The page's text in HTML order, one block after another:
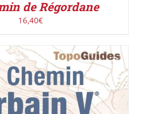
de Régordane
16,40€